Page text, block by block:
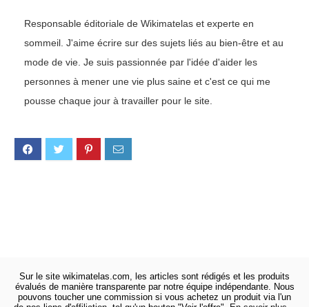
Responsable éditoriale de Wikimatelas et experte en
sommeil. J'aime écrire sur des sujets liés au bien-être et au
mode de vie. Je suis passionnée par l'idée d'aider les
personnes à mener une vie plus saine et c'est ce qui me
pousse chaque jour à travailler pour le site.
Sur le site wikimatelas.com, les articles sont rédigés et les produits
évalués de manière transparente par notre équipe indépendante. Nous
pouvons toucher une commission si vous achetez un produit via l'un